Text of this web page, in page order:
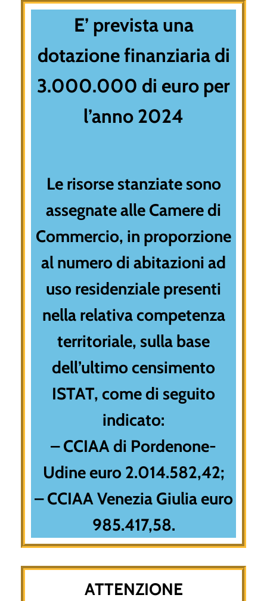
E’ prevista una
dotazione finanziaria di
3.000.000 di euro per
l’anno 2024
Le risorse stanziate sono
assegnate alle Camere di
Commercio, in proporzione
al numero di abitazioni ad
uso residenziale presenti
nella relativa competenza
territoriale, sulla base
dell’ultimo censimento
ISTAT, come di seguito
indicato:
– CCIAA di Pordenone-
Udine euro 2.014.582,42;
– CCIAA Venezia Giulia euro
985.417,58.
ATTENZIONE